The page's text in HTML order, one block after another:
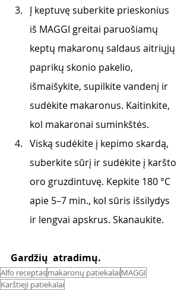
Į keptuvę suberkite prieskonius
iš MAGGI greitai paruošiamų
keptų makaronų saldaus aitriųjų
paprikų skonio pakelio,
išmaišykite, supilkite vandenį ir
sudėkite makaronus. Kaitinkite,
kol makaronai suminkštės.
Viską sudėkite į kepimo skardą,
suberkite sūrį ir sudėkite į karšto
oro gruzdintuvę. Kepkite 180 °C
apie 5–7 min., kol sūris išsilydys
ir lengvai apskrus. Skanaukite.
Gardžių  atradimų.
Alfo receptasmakaronų patiekalaiMAGGI
Karštieji patiekalai